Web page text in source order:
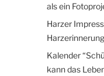
als ein
Harzer
Kalender
kann das